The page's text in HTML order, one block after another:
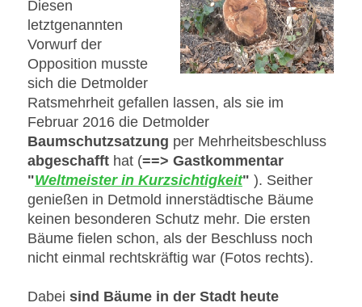
Diesen
letztgenannten
Vorwurf der
Opposition musste
sich die Detmolder
Ratsmehrheit gefallen lassen, als sie im
Februar 2016 die Detmolder
Baumschutzsatzung per Mehrheitsbeschluss
abgeschafft hat (==> Gastkommentar
"Weltmeister in Kurzsichtigkeit" ). Seither
genießen in Detmold innerstädtische Bäume
keinen besonderen Schutz mehr. Die ersten
Bäume fielen schon, als der Beschluss noch
nicht einmal rechtskräftig war (Fotos rechts).
Dabei sind Bäume in der Stadt heute